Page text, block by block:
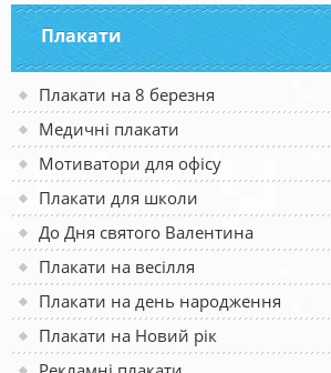
Плакати
Плакати на 8 березня
Медичні плакати
Мотиватори для офісу
Плакати для школи
До Дня святого Валентина
Плакати на весілля
Плакати на день народження
Плакати на Новий рік